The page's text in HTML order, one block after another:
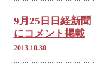
9月25日日経新聞
にコメント掲載
2013.10.30